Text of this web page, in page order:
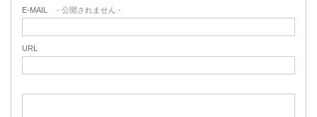
E-MAIL - 公開されません -
URL